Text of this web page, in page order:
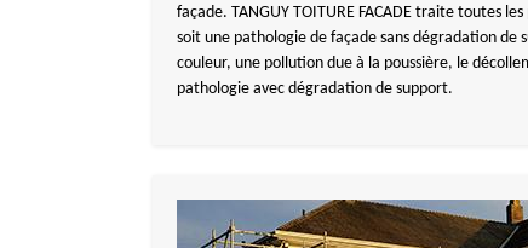
façade. TANGUY TOITURE FACADE traite toutes
soit une pathologie de façade sans dégradation de
couleur, une pollution due à la poussière, le
pathologie avec dégradation de support.